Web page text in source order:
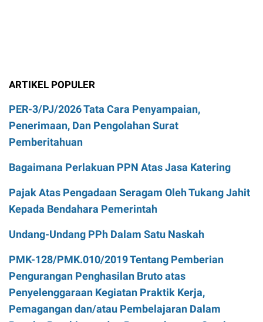
ARTIKEL POPULER
PER-3/PJ/2026 Tata Cara Penyampaian,
Penerimaan, Dan Pengolahan Surat
Pemberitahuan
Bagaimana Perlakuan PPN Atas Jasa Katering
Pajak Atas Pengadaan Seragam Oleh Tukang Jahit
Kepada Bendahara Pemerintah
Undang-Undang PPh Dalam Satu Naskah
PMK-128/PMK.010/2019 Tentang Pemberian
Pengurangan Penghasilan Bruto atas
Penyelenggaraan Kegiatan Praktik Kerja,
Pemagangan dan/atau Pembelajaran Dalam